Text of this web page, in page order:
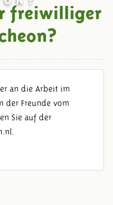
freiwilliger
an die Arbeit im
der Freunde vom
Sie auf der